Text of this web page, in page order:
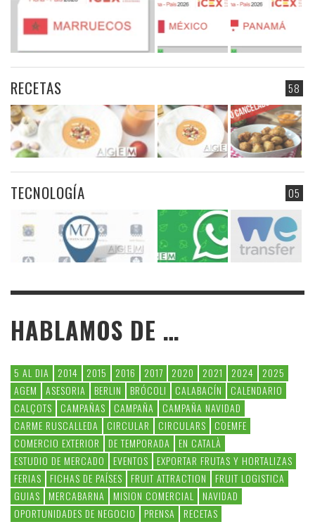
58
RECETAS
05
TECNOLOGÍA
HABLAMOS DE …
5 AL DIA 2014 2015 2016 2017 2020 2021 2024
2025
AGEM
ASESORIA BERLIN BRÓCOLI CALABACÍN
CALENDARIO
CALÇOTS
CAMPAÑAS CAMPAÑA
CAMPAÑA NAVIDAD
CARME RUSCALLEDA
CIRCULAR CIRCULARS
COEMFE
COMERCIO EXTERIOR
DE TEMPORADA
EN CATALÀ
ESTUDIO DE MERCADO
EVENTOS
EXPORTAR FRUTAS Y HORTALIZAS
FERIAS
FICHAS DE PAÍSES FRUIT ATTRACTION
FRUIT LOGISTICA
GUIAS
MERCABARNA MISION COMERCIAL
NAVIDAD
OPORTUNIDADES DE NEGOCIO
PRENSA
RECETAS